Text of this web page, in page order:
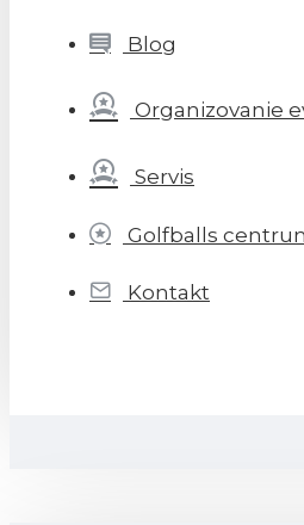
Blog
Organizovanie
Servis
Golfballs
Kontakt